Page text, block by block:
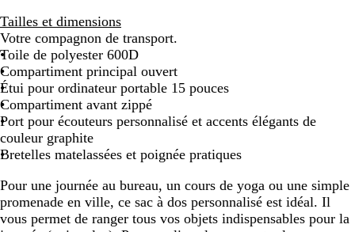
i
s
Tailles et dimensions
Votre compagnon de transport.
Toile de polyester 600D
Compartiment principal ouvert
Étui pour ordinateur portable 15 pouces
Compartiment avant zippé
Port pour écouteurs personnalisé et accents élégants de
couleur graphite
Bretelles matelassées et poignée pratiques
Pour une journée au bureau, un cours de yoga ou une simple
promenade en ville, ce sac à dos personnalisé est idéal. Il
vous permet de ranger tous vos objets indispensables pour la